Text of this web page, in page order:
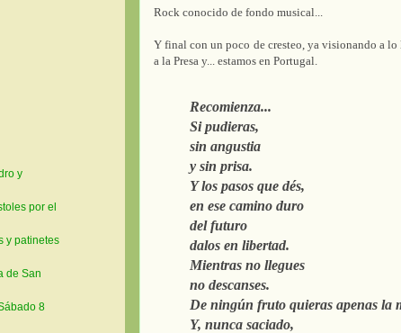
Rock conocido de fondo musical...
Y final con un poco de cresteo, ya visionando a
a la Presa y... estamos en Portugal.
Recomienza...
Si pudieras,
sin angustia
y sin prisa.
Y los pasos que dés,
en ese camino duro
del futuro
dalos en libertad.
Mientras no llegues
no descanses.
De ningún fruto quieras apenas la
Y, nunca saciado,
y
por el
y patinetes
de San
8